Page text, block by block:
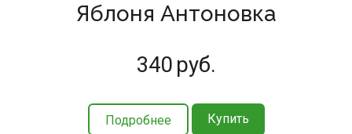
Яблоня Антоновка
340 руб.
Подробнее Купить